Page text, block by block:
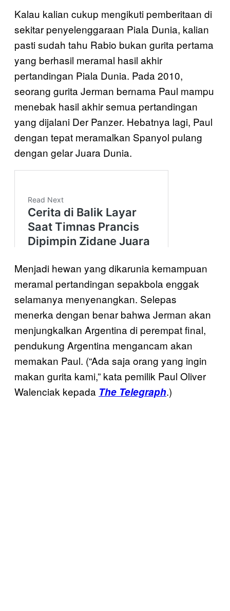
Kalau kalian cukup mengikuti pemberitaan di
sekitar penyelenggaraan Piala Dunia, kalian
pasti sudah tahu Rabio bukan gurita pertama
yang berhasil meramal hasil akhir
pertandingan Piala Dunia. Pada 2010,
seorang gurita Jerman bernama Paul mampu
menebak hasil akhir semua pertandingan
yang dijalani Der Panzer. Hebatnya lagi, Paul
dengan tepat meramalkan Spanyol pulang
dengan gelar Juara Dunia.
Menjadi hewan yang dikarunia kemampuan
meramal pertandingan sepakbola enggak
selamanya menyenangkan. Selepas
menerka dengan benar bahwa Jerman akan
menjungkalkan Argentina di perempat final,
pendukung Argentina mengancam akan
memakan Paul. (“Ada saja orang yang ingin
makan gurita kami,” kata pemilik Paul Oliver
Walenciak kepada The Telegraph.)